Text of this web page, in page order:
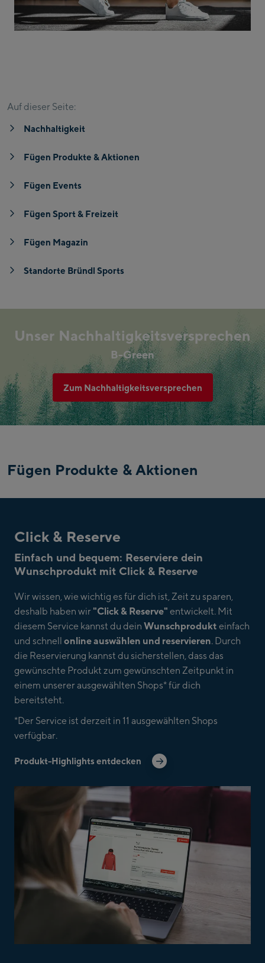
Auf dieser Seite:
Nachhaltigkeit
Fügen Produkte & Aktionen
Fügen Events
Fügen Sport & Freizeit
Fügen Magazin
Standorte Bründl Sports
Unser Nachhaltigkeitsversprechen
B-Green
Zum Nachhaltigkeitsversprechen
Fügen Produkte & Aktionen
Click & Reserve
Einfach und bequem: Reserviere dein
Wunschprodukt mit Click & Reserve
Wir wissen, wie wichtig es für dich ist, Zeit zu sparen,
deshalb haben wir "Click & Reserve" entwickelt. Mit
diesem Service kannst du dein Wunschprodukt einfach
und schnell online auswählen und reservieren. Durch
die Reservierung kannst du sicherstellen, dass das
gewünschte Produkt zum gewünschten Zeitpunkt in
einem unserer ausgewählten Shops* für dich
bereitsteht.
*Der Service ist derzeit in 11 ausgewählten Shops
verfügbar.
Produkt-Highlights entdecken